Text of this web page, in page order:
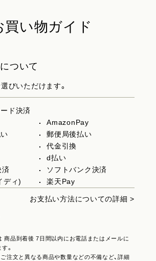
買い物ガイド
ついて
びいただけます。
ド決済
AmazonPay
郵便局後払い
代金引換
d払い
済
ソフトバンク決済
ディ)
楽天Pay
お支払い方法についての詳細 >
商品到着後 7日間以内にお電話またはメールに
。
ご注文と異なる商品や数量などの不備など、詳細